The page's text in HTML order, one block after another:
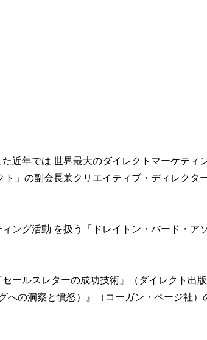
近年では 世界最大のダイレクトマーケティ
」の副会長兼クリエイティブ・ディレクタ
ング活動 を扱う「ドレイトン・バード・ア
ールスレターの成功技術』（ダイレクト出版
への洞察と憤怒）』（コーガン・ページ社）